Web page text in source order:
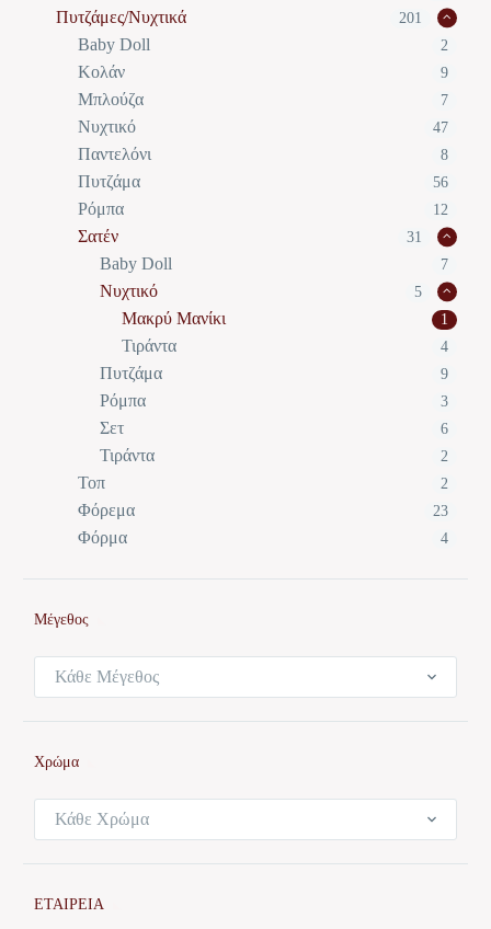
Πυτζάμες/Νυχτικά 201
Baby Doll 2
Κολάν 9
Μπλούζα 7
Νυχτικό 47
Παντελόνι 8
Πυτζάμα 56
Ρόμπα 12
Σατέν 31
Baby Doll 7
Νυχτικό 5
Μακρύ Μανίκι 1
Τιράντα 4
Πυτζάμα 9
Ρόμπα 3
Σετ 6
Τιράντα 2
Τοπ 2
Φόρεμα 23
Φόρμα 4
Μέγεθος
Κάθε Μέγεθος
Χρώμα
Κάθε Χρώμα
ΕΤΑΙΡΕΙΑ